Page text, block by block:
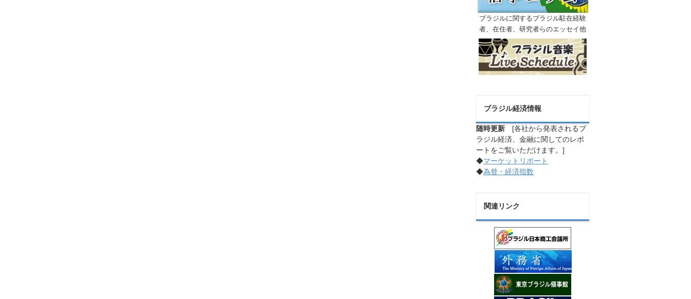
ブラジルに関するブラジル駐在経験
者、在住者、研究者らのエッセイ他
ブラジル経済情報
随時更新 [各社から発表されるブ
ラジル経済、金融に関してのレポ
ートをご覧いただけます。]
◆マーケットリポート
◆為替・経済指数
関連リンク